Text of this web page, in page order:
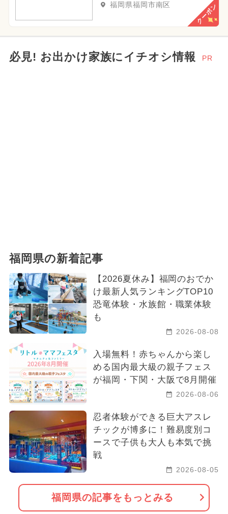
福岡県福岡市南区 クーポン
必見! お出かけ家族にイチオシ情報 PR
福岡県の新着記事
【2026夏休み】福岡のおでか
け最新人気ランキングTOP10
恐竜体験・水族館・職業体験
も
2026-08-08
入場無料！赤ちゃんから楽し
める国内最大級の親子フェス
が福岡・下関・大阪で8月開催
2026-08-06
忍者体験ができる巨大アスレ
チックが博多に！難易度別コ
ースで子供も大人も本気で挑
戦
2026-08-05
福岡県の記事をもっとみる